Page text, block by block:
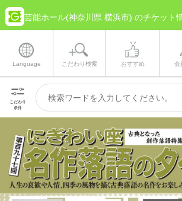
芸能ホール(神奈川県 横浜市) のチケット
Language こだわり検索 おすすめ 会
こだわり
条件